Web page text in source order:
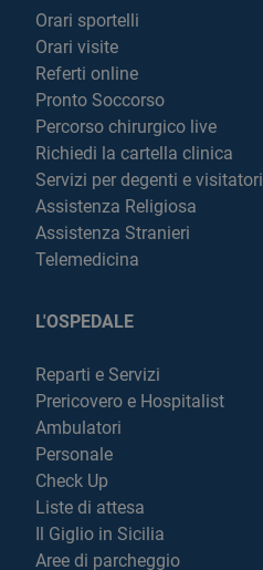
Orari sportelli
Orari visite
Referti online
Pronto Soccorso
Percorso chirurgico live
Richiedi la cartella clinica
Servizi per degenti e visitatori
Assistenza Religiosa
Assistenza Stranieri
Telemedicina
L'OSPEDALE
Reparti e Servizi
Prericovero e Hospitalist
Ambulatori
Personale
Check Up
Liste di attesa
Il Giglio in Sicilia
Aree di parcheggio